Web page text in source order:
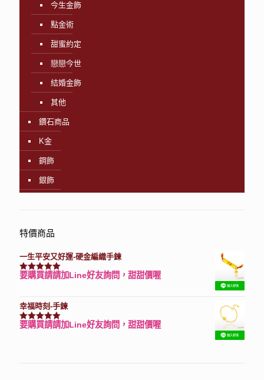
今生金飾
點金術
甜蜜約定
戀戀今世
結婚金飾
其他
鑽石商品
K金
鋼飾
銀飾
特價商品
一生平安又好運-硬金編織手鍊
評分7740滿分 5
要購買請請加Line好友詢問，甜甜價喔
幸福時刻-手鍊
評分3150滿分 5
要購買請請加Line好友詢問，甜甜價喔